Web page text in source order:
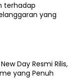
terhadap
yang
Day Resmi Rilis,
yang Penuh